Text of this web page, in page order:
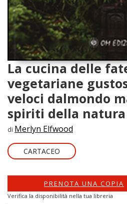
La cucina delle
vegetariane
veloci dalmondo
spiriti della natura
di Merlyn Elfwood
CARTACEO
PRENOTA UNA COPIA
Verifica la disponibilità nella tua libreria